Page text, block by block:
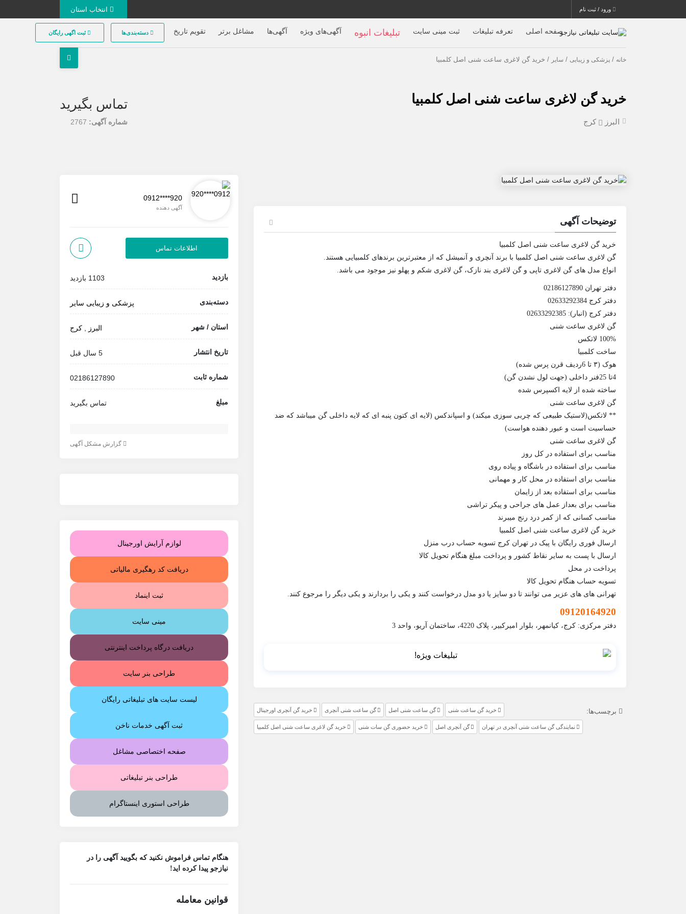
ورود / ثبت نام
صفحه اصلی تعرفه تبلیغات ثبت مینی سایت تبلیغات انبوه آگهی‌های ویژه آگهی‌ها مشاغل برتر تقویم تاریخ دسته‌بندی‌ها ثبت اگهی رایگان
خانه / پزشکی و زیبایی / سایر / خرید گن لاغری ساعت شنی اصل کلمبیا
خرید گن لاغری ساعت شنی اصل کلمبیا
البرز کرج
تماس بگیرید
شماره آگهی: 2767
توضیحات آگهی
خرید گن لاغری ساعت شنی اصل کلمبیا
گن لاغری ساعت شنی اصل کلمبیا با برند آنچری و آنمیشل که از معتبرترین برندهاى کلمبیایى هستند.
انواع مدل های گن لاغری تاپی و گن لاغری بند نازک، گن لاغری شکم و پهلو نیز موجود می باشد.
دفتر تهران 02186127890
دفتر کرج 02633292384
دفتر کرج (انبار): 02633292385
گن لاغری ساعت شنی
100% لاتکس
ساخت کلمبیا
هوک (۳ تا 6ردیف قرن پرس شده)
4تا 25فنر داخلی (جهت لول نشدن گن)
ساخته شده از لایه اکسپرس شده
گن لاغری ساعت شنی
** لاتکس(لاستیک طبیعی که چربی سوزی میکند) و اسپاندکس (لایه ای کتون پنبه ای که لایه داخلی گن میباشد که ضد
حساسیت است و عبور دهنده هواست)
گن لاغری ساعت شنی
مناسب برای استفاده در کل روز
مناسب برای استفاده در باشگاه و پیاده روی
مناسب برای استفاده در محل کار و مهمانی
مناسب برای استفاده بعد از زایمان
مناسب برای بعداز عمل های جراحی و پیکر تراشی
مناسب کسانی که از کمر درد رنج میبرند
خرید گن لاغری ساعت شنی اصل کلمبیا
ارسال فوری رایگان با پیک در تهران کرج تسویه حساب درب منزل
ارسال با پست به سایر نقاط کشور و پرداخت مبلغ هنگام تحویل کالا
پرداخت در محل
تسویه حساب هنگام تحویل کالا
تهرانی های های عزیر می توانند تا دو سایز یا دو مدل درخواست کنند و یکی را بردارند و یکی دیگر را مرجوع کنند.
09120164920
دفتر مرکزی: کرج، کیانمهر، بلوار امیرکبیر، پلاک 4220، ساختمان آریو، واحد 3
برچسب‌ها: خرید گن ساعت شنی گن ساعت شنی اصل گن ساعت شنی آنچری خرید گن آنچری اورجینال
نمایندگی گن ساعت شنی آنچری در تهران گن آنچری اصل خرید حضوری گن سات شنی خرید گن لاغری ساعت شنی اصل کلمبیا
0912****920
آگهی دهنده
اطلاعات تماس
بازدید 1103 بازدید
دسته‌بندی پزشکی و زیبایی سایر
استان / شهر البرز کرج
تاریخ انتشار 5 سال قبل
شماره ثابت 02186127890
مبلغ تماس بگیرید
گزارش مشکل آگهی
لوازم آرایش اورجینال
دریافت کد رهگیری مالیاتی
ثبت اینماد
مینی سایت
دریافت درگاه پرداخت اینترنتی
طراحی بنر سایت
لیست سایت های تبلیغاتی رایگان
ثبت آگهی خدمات ناخن
صفحه اختصاصی مشاغل
طراحی بنر تبلیغاتی
طراحی استوری اینستاگرام
هنگام تماس فراموش نکنید که بگویید آگهی را در
نیازجو پیدا کرده اید!
قوانین معامله